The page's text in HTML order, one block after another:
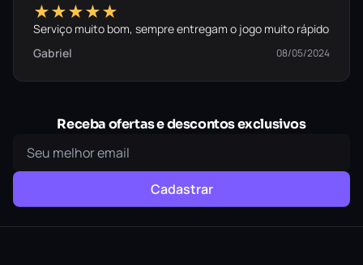
★★★★★
Serviço muito bom, sempre entregam o jogo muito rápido
Gabriel
08/05/2024
Receba ofertas e descontos exclusivos
Cadastrar